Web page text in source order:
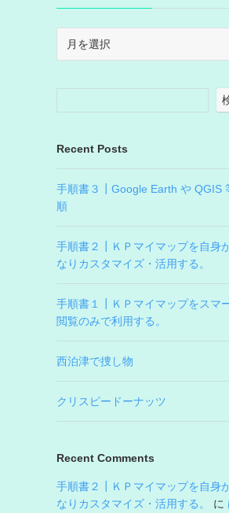
イ
Recent Posts
手順書３┃Google Earth や QGIS
順
手順書２┃ＫＰマイマップを自身
なりカスタマイズ・活用する。
手順書１┃ＫＰマイマップをスマ
閲覧のみで利用する。
西泊津で捜し物
クリスピードーナッツ
Recent Comments
手順書２┃ＫＰマイマップを自身
なりカスタマイズ・活用する。
に